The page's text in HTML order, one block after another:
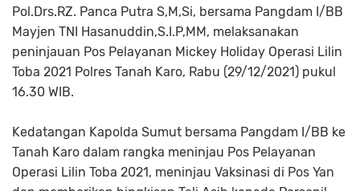
Pol.Drs.RZ. Panca Putra S,M,Si, bersama Pangdam I/BB
Mayjen TNI Hasanuddin,S.I.P,MM, melaksanakan
peninjauan Pos Pelayanan Mickey Holiday Operasi Lilin
Toba 2021 Polres Tanah Karo, Rabu (29/12/2021) pukul
16.30 WIB.
Kedatangan Kapolda Sumut bersama Pangdam I/BB ke
Tanah Karo dalam rangka meninjau Pos Pelayanan
Operasi Lilin Toba 2021, meninjau Vaksinasi di Pos Yan